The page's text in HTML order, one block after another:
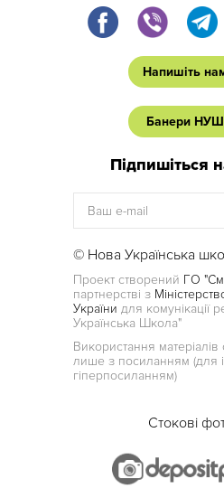
Напишіть
Банери НУШ
Підпишіться
© Нова Українська
Проект створений ГО
партнерстві з
України для комунікації
Українська Школа"
Використання
лише з посиланням (для
гіперпосиланням)
Стокові